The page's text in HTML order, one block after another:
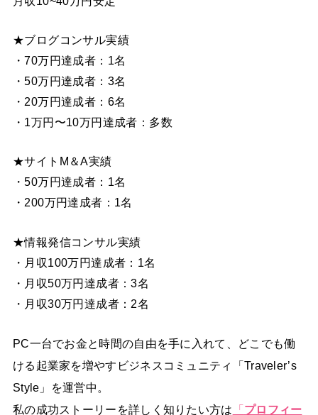
★ブログコンサル実績
・70万円達成者：1名
・50万円達成者：3名
・20万円達成者：6名
・1万円〜10万円達成者：多数
★サイトM＆A実績
・50万円達成者：1名
・200万円達成者：1名
★情報発信コンサル実績
・月収100万円達成者：1名
・月収50万円達成者：3名
・月収30万円達成者：2名
PC一台でお金と時間の自由を手に入れて、どこでも働
ける起業家を増やすビジネスコミュニティ「Traveler’s
Style」を運営中。
私の成功ストーリーを詳しく知りたい方は 「プロフィー